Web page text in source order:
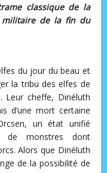
classique de la
militaire de la fin du
du jour du beau et
la tribu des elfes de
cheffe, Dinéluth
d’une mort certaine
un état unifié
de monstres dont
Alors que Dinéluth
de la possibilité de